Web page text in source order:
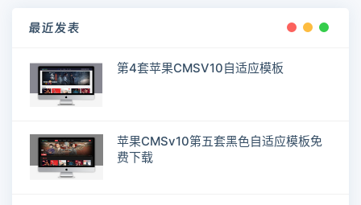
最近发表
第4套苹果CMSV10自适应模板
苹果CMSv10第五套黑色自适应模板免
费下载